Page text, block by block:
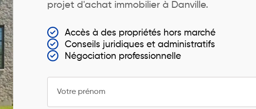
projet d'achat immobilier à Danville.
Accès à des propriétés hors marché
Conseils juridiques et administratifs
Négociation professionnelle
Votre prénom